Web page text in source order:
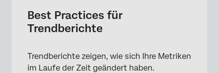
Erstellen eines Trendberichts
Behandlung leerer Perioden
FAQs
Best Practices für
Trendberichte
Trendberichte zeigen, wie sich Ihre Metriken
im Laufe der Zeit geändert haben.